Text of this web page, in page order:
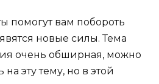
помогут вам побороть
новые силы. Тема
очень обширная, можно
эту тему, но в этой